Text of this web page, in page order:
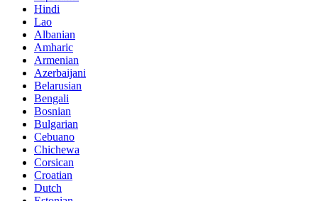
Hindi
Lao
Albanian
Amharic
Armenian
Azerbaijani
Belarusian
Bengali
Bosnian
Bulgarian
Cebuano
Chichewa
Corsican
Croatian
Dutch